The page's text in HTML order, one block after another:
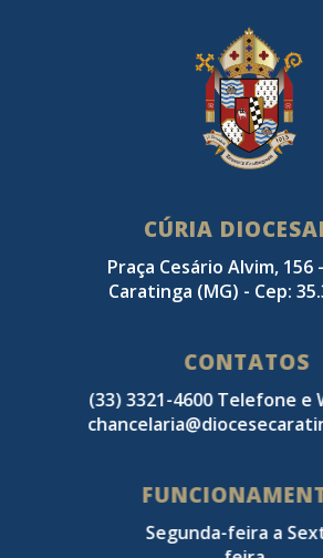
CÚRIA
Praça Cesário Alvim, 156
Caratinga (MG) - Cep:
CONTATOS
(33) 3321-4600 Telefone e
Segunda-feira a